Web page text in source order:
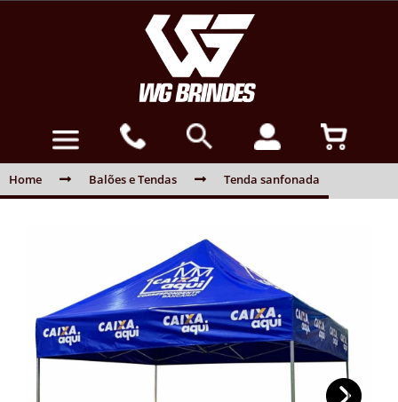
Home Balões e Tendas Tenda sanfonada